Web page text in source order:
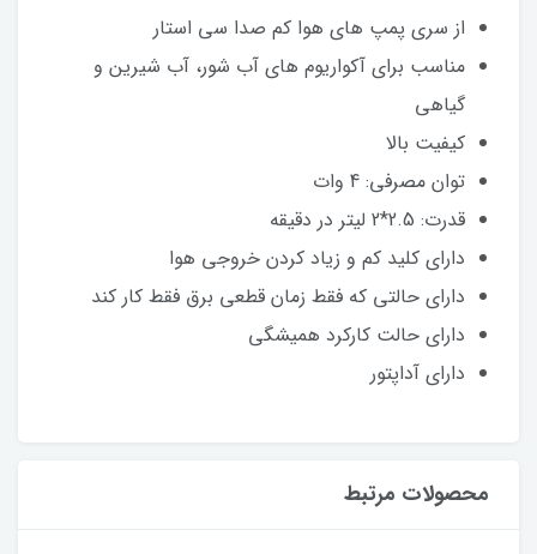
از سری پمپ های هوا کم صدا سی استار
مناسب برای آکواریوم های آب شور، آب شیرین و
گیاهی
کیفیت بالا
توان مصرفی: 4 وات
قدرت: 2.5*2 لیتر در دقیقه
دارای کلید کم و زیاد کردن خروجی هوا
دارای حالتی که فقط زمان قطعی برق فقط کار کند
دارای حالت کارکرد همیشگی
دارای آداپتور
محصولات مرتبط